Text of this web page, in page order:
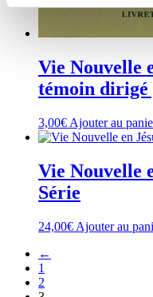
Vie Nouvelle
témoin
3,00€ Ajouter au
Vie Nouvelle
Série
24,00€ Ajouter au
←
1
2